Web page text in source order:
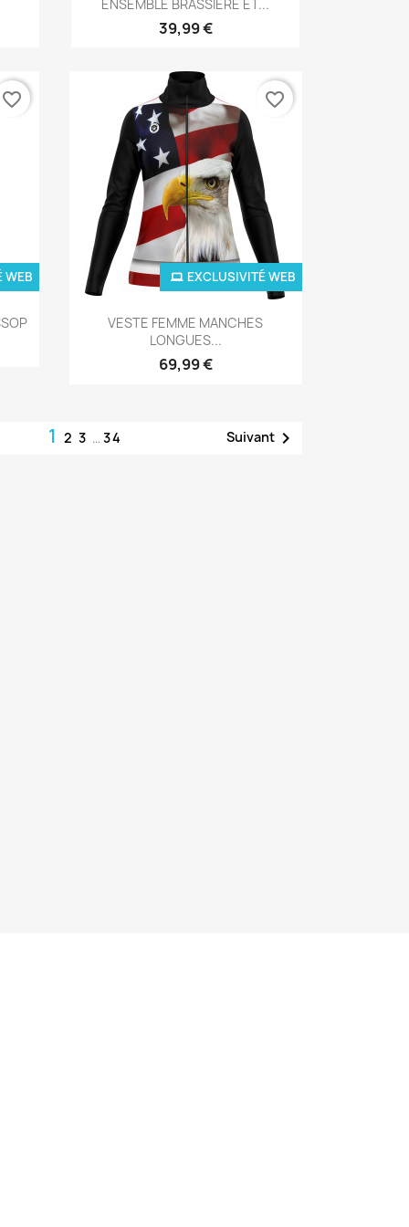
ENSEMBLE BRASSIÈRE ET...
39,99 €
WEB
favorite_border
Aperçu rapide
VESTE FEMME MANCHES
LONGUES...
69,99 €
EXCLUSIVITÉ WEB
favorite_border
123 … 34 Suivant